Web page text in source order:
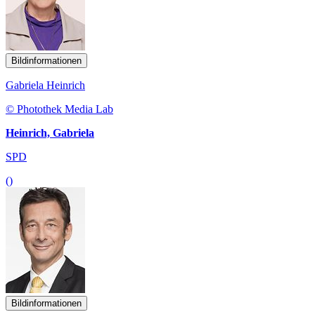
Bildinformationen
Gabriela Heinrich
© Photothek Media Lab
Heinrich, Gabriela
SPD
()
Bildinformationen